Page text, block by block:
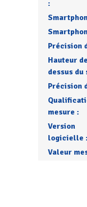
:
Précision
Hauteur
dessus
Précision
mesure :
Version
logicielle :
Valeur